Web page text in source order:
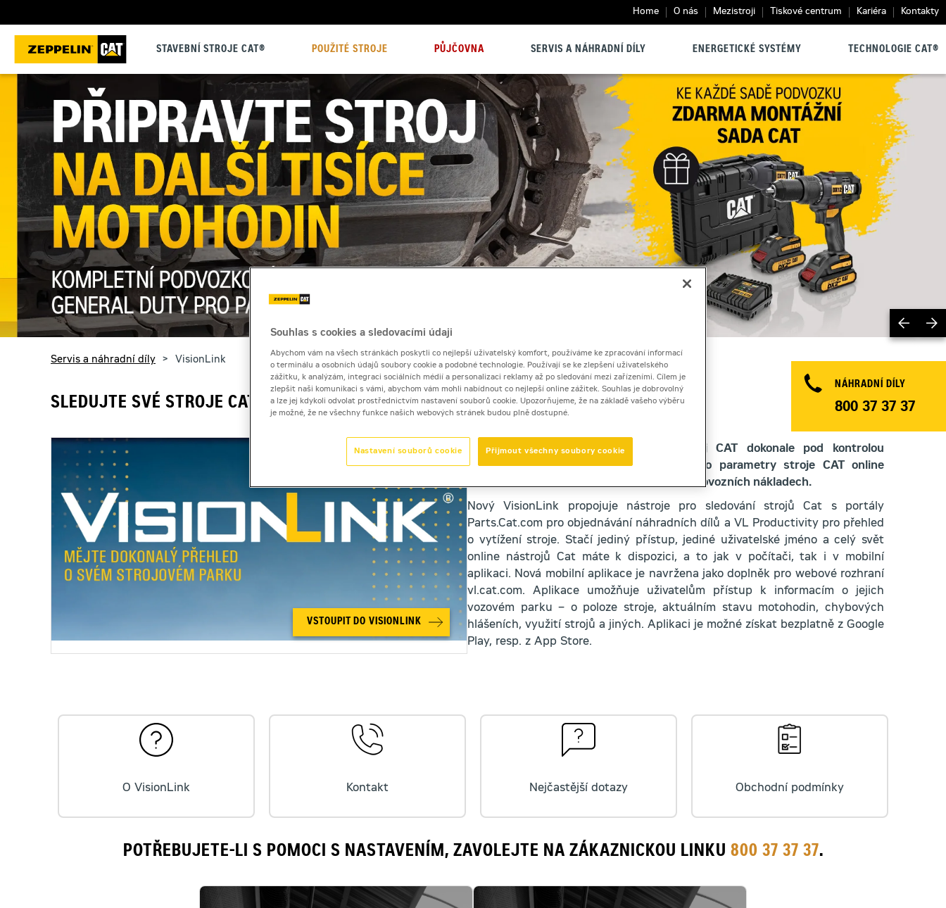
Home O nás Mezistroji Tiskové centrum Kariéra Kontakty
STAVEBNÍ STROJE CAT® POUŽITÉ STROJE PŮJČOVNA SERVIS A NÁHRADNÍ DÍLY ENERGETICKÉ SYSTÉMY TECHNOLOGIE CAT®
NÁHRADNÍ DÍLY
800 37 37 37
You are here:
Servis a náhradní díly VisionLink
SLEDUJTE SVÉ STROJE CAT ONLINE DÍKY APLIKACI VISIONLINK
VSTOUPIT DO VISIONLINK
S nástrojem VisionLink máte svůj stroj CAT dokonale pod kontrolou
odkudkoli. Díky možnosti sledovat snadno parametry stroje CAT online
získáte přehled o vytíženosti, efektivitě i provozních nákladech.
Nový VisionLink propojuje nástroje pro sledování strojů Cat s portály
Parts.Cat.com pro objednávání náhradních dílů a VL Productivity pro přehled
o vytížení stroje. Stačí jediný přístup, jediné uživatelské jméno a celý svět
online nástrojů Cat máte k dispozici, a to jak v počítači, tak i v mobilní
aplikaci. Nová mobilní aplikace je navržena jako doplněk pro webové rozhraní
vl.cat.com. Aplikace umožňuje uživatelům přístup k informacím o jejich
vozovém parku – o poloze stroje, aktuálním stavu motohodin, chybových
hlášeních, využití strojů a jiných. Aplikaci je možné získat bezplatně z Google
Play, resp. z App Store.
O VisionLink Kontakt Nejčastější dotazy Obchodní podmínky
POTŘEBUJETE-LI S POMOCI S NASTAVENÍM, ZAVOLEJTE NA ZÁKAZNICKOU LINKU 800 37 37 37.
Souhlas s cookies a sledovacími údaji
Abychom vám na všech stránkách poskytli co nejlepší uživatelský komfort, používáme ke zpracování informací
o terminálu a osobních údajů soubory cookie a podobné technologie. Používají se ke zlepšení uživatelského
zážitku, k analýzám, integraci sociálních médií a personalizaci reklamy až po sledování mezi zařízeními. Cílem je
zlepšit naši komunikaci s vámi, abychom vám mohli nabídnout co nejlepší online zážitek. Souhlas je dobrovolný
a lze jej kdykoli odvolat prostřednictvím nastavení souborů cookie. Upozorňujeme, že na základě vašeho výběru
je možné, že ne všechny funkce našich webových stránek budou plně dostupné.
Přijmout všechny soubory cookie
Nastavení souborů cookie